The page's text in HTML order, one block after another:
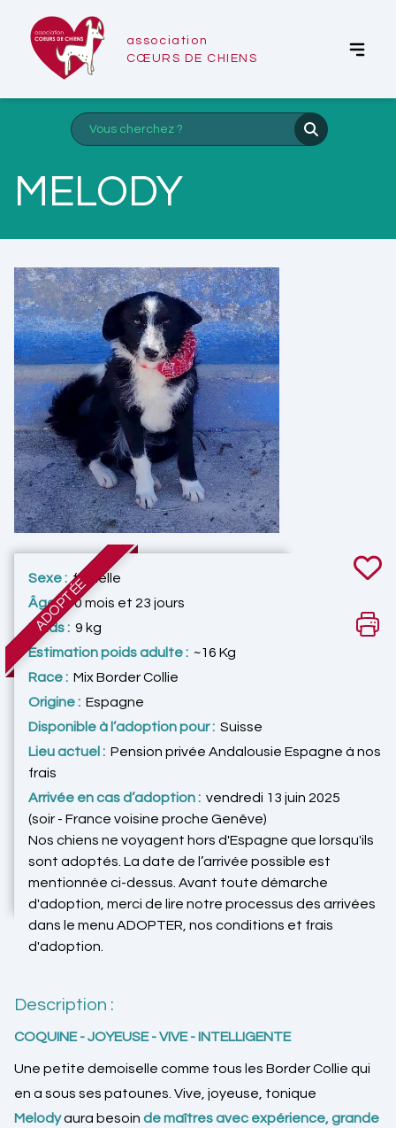
association
CŒURS DE CHIENS
MELODY
ADOPTÉE
Sexe : femelle
Âge :10 mois et 23 jours
Poids : 9 kg
Estimation poids adulte : ~16 Kg
Race : Mix Border Collie
Origine : Espagne
Disponible à l’adoption pour : Suisse
Lieu actuel : Pension privée Andalousie Espagne à nos
frais
Arrivée en cas d’adoption : vendredi 13 juin 2025
(soir - France voisine proche Genêve)
Nos chiens ne voyagent hors d'Espagne que lorsqu'ils
sont adoptés. La date de l’arrivée possible est
mentionnée ci-dessus. Avant toute démarche
d'adoption, merci de lire notre processus des arrivées
dans le menu ADOPTER, nos conditions et frais
d'adoption.
Description :
COQUINE - JOYEUSE - VIVE - INTELLIGENTE
Une petite demoiselle comme tous les Border Collie qui
en a sous ses patounes. Vive, joyeuse, tonique
Melodyaura besoin de maîtres avec expérience, grande